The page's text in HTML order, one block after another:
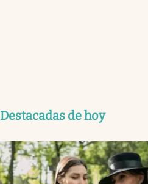
Destacadas de hoy